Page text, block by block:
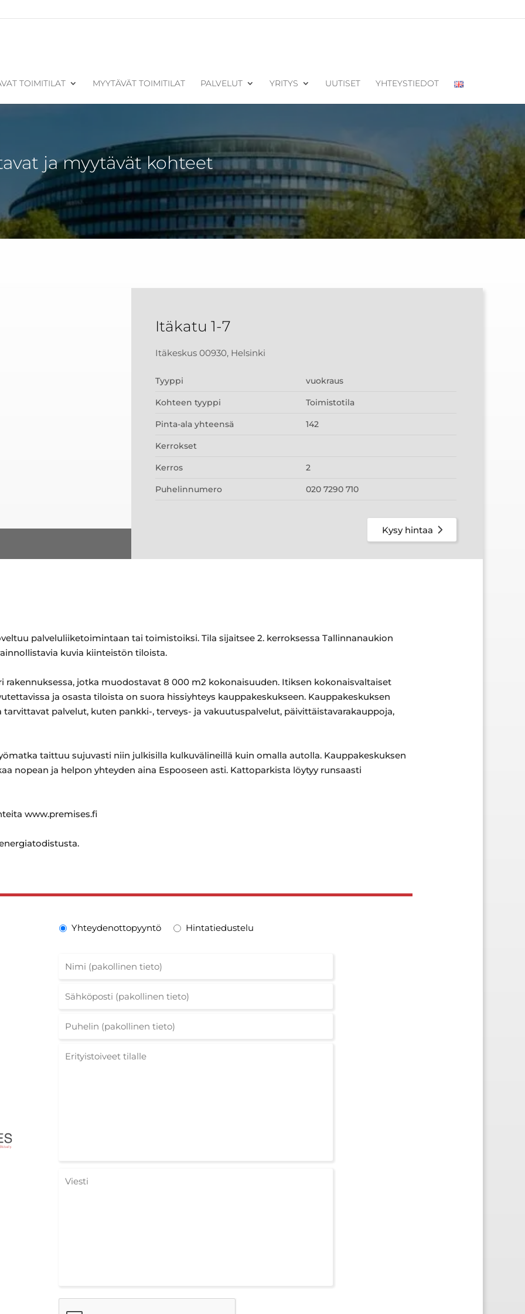
TOIMITILAT MYYTÄVÄT TOIMITILAT PALVELUT YRITYS UUTISET YHTEYSTIEDOT
ja myytävät kohteet
Itäkatu 1-7
Itäkeskus 00930, Helsinki
Tyyppi vuokraus
Kohteen tyyppi Toimistotila
Pinta-ala yhteensä 142
Kerrokset
Kerros 2
Puhelinnumero 020 7290 710
Kysy hintaa
palveluliiketoimintaan tai toimistoiksi. Tila sijaitsee 2. kerroksessa Tallinnanaukion
kuvia kiinteistön tiloista.
rakennuksessa, jotka muodostavat 8 000 m2 kokonaisuuden. Itiksen kokonaisvaltaiset
ja osasta tiloista on suora hissiyhteys kauppakeskukseen. Kauppakeskuksen
palvelut, kuten pankki-, terveys- ja vakuutuspalvelut, päivittäistavarakauppoja,
taittuu sujuvasti niin julkisilla kulkuvälineillä kuin omalla autolla. Kauppakeskuksen
nopean ja helpon yhteyden aina Espooseen asti. Kattoparkista löytyy runsaasti
www.premises.fi
Yhteydenottopyyntö Hintatiedustelu